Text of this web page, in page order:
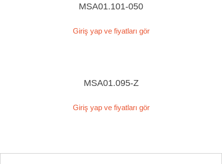
MSA01.101-050
Giriş yap ve fiyatları gör
MSA01.095-Z
Giriş yap ve fiyatları gör